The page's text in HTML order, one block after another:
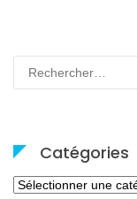
Rechercher :
Catégories
Catégories